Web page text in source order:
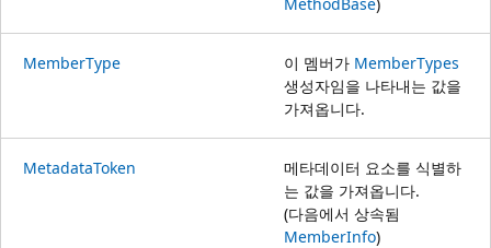
MemberType 이 멤버가 MemberTypes
생성자임을 나타내는 값을
가져옵니다.
MetadataToken
메타데이터 요소를 식별하
는 값을 가져옵니다.
(다음에서 상속됨
MemberInfo)